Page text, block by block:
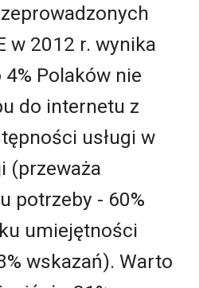
w 2012 r. wynika
Polaków nie
do internetu z
usługi w
(przeważa
potrzeby - 60%
umiejętności
wskazań). Warto